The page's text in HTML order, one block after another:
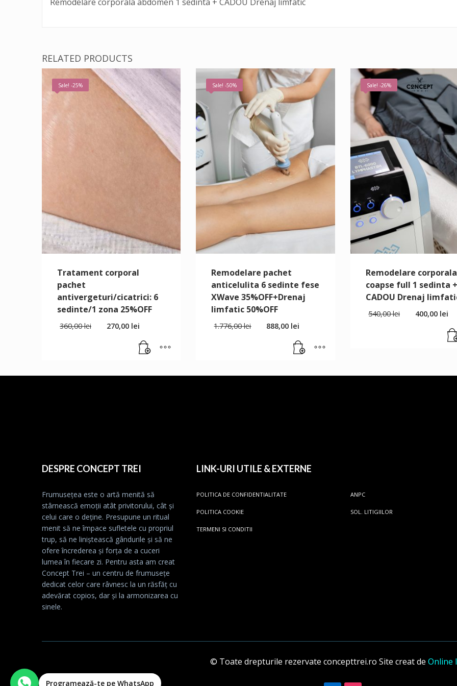
RELATED PRODUCTS
Sale! -25%
Tratament corporal
pachet
antivergeturi/cicatrici: 6
sedinte/1 zona 25%OFF
360,00lei 270,00 lei
Sale! -50%
Remodelare pachet
anticelulita 6 sedinte fese
XWave 35%OFF+Drenaj
limfatic 50%OFF
1.776,00lei 888,00 lei
Sale! -26%
Remodelare corporala
coapse full 1 sedinta +
CADOU Drenaj
540,00lei 400,00 lei
DESPRE CONCEPT TREI
Frumusețea este o artă menită să
stârnească emoții atât privitorului, cât și
celui care o deține. Presupune un ritual
menit să ne împace sufletele cu propriul
trup, să ne liniștească gândurile și să ne
ofere încrederea și forța de a cuceri
lumea în fiecare zi. Pentru asta am creat
Concept Trei – un centru de frumusețe
dedicat celor care râvnesc la un răsfăț cu
adevărat copios, dar și la armonizarea cu
sinele.
LINK-URI UTILE & EXTERNE
POLITICA DE CONFIDENTIALITATE
POLITICA COOKIE
TERMENI SI CONDITII
ANPC
SOL. LITIGIILOR
© Toate drepturile rezervate concepttrei.ro Site creat de Online
Programează-te pe WhatsApp